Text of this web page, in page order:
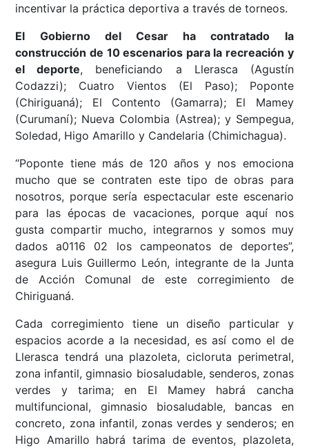
incentivar la práctica deportiva a través de torneos.
El Gobierno del Cesar ha contratado la
construcción de 10 escenarios para la recreación y
el deporte, beneficiando a Llerasca (Agustín
Codazzi); Cuatro Vientos (El Paso); Poponte
(Chiriguaná); El Contento (Gamarra); El Mamey
(Curumaní); Nueva Colombia (Astrea); y Sempegua,
Soledad, Higo Amarillo y Candelaria (Chimichagua).
“Poponte tiene más de 120 años y nos emociona
mucho que se contraten este tipo de obras para
nosotros, porque sería espectacular este escenario
para las épocas de vacaciones, porque aquí nos
gusta compartir mucho, integrarnos y somos muy
dados a0116 02 los campeonatos de deportes”,
asegura Luis Guillermo León, integrante de la Junta
de Acción Comunal de este corregimiento de
Chiriguaná.
Cada corregimiento tiene un diseño particular y
espacios acorde a la necesidad, es así como el de
Llerasca tendrá una plazoleta, cicloruta perimetral,
zona infantil, gimnasio biosaludable, senderos, zonas
verdes y tarima; en El Mamey habrá cancha
multifuncional, gimnasio biosaludable, bancas en
concreto, zona infantil, zonas verdes y senderos; en
Higo Amarillo habrá tarima de eventos, plazoleta,